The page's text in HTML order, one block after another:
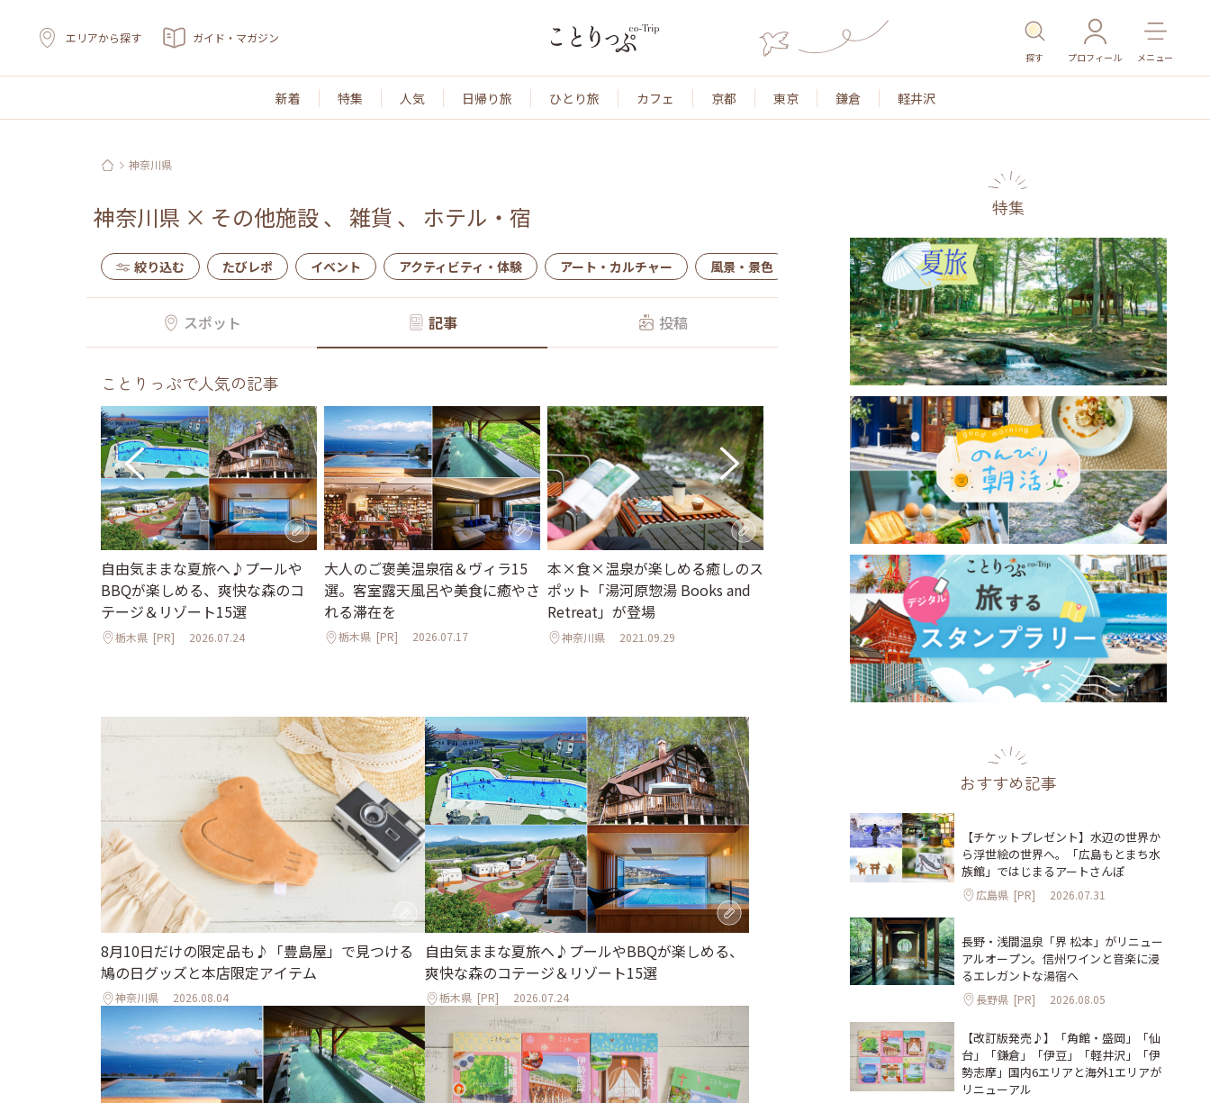
エリアから探す ガイド・マガジン
探す プロフィール メニュー
新着 特集 人気 日帰り旅 ひとり旅 カフェ 京都 東京 鎌倉 軽井沢
神奈川県
神奈川県 × その他施設、 雑貨 、 ホテル・宿
絞り込む たびレポ イベント アクティビティ・体験 アート・カルチャー 風景・景色 名所・旧跡 温泉・スパ その他施設 ごはん
スポット 記事 投稿
ことりっぷで人気の記事
自由気ままな夏旅へ♪プールや
BBQが楽しめる、爽快な森のコ
テージ＆リゾート15選
栃木県 [PR] 2026.07.24
大人のご褒美温泉宿＆ヴィラ15
選。客室露天風呂や美食に癒やさ
れる滞在を
栃木県 [PR] 2026.07.17
本×食×温泉が楽しめる癒しのス
ポット「湯河原惣湯 Books and
Retreat」が登場
神奈川県 2021.09.29
【改訂版発売♪】「角館・盛岡」
「仙台」「鎌倉」「伊豆」「軽井
沢」「伊勢志摩」国内6エリアと
海外1エリアがリニューアル
2026.07.09
8月10日だけの限定品も♪「豊島屋」で見つける
鳩の日グッズと本店限定アイテム
神奈川県 2026.08.04
自由気ままな夏旅へ♪プールやBBQが楽しめる、
爽快な森のコテージ＆リゾート15選
栃木県 [PR] 2026.07.24
特集
おすすめ記事
【チケットプレゼント】水辺の世界か
ら浮世絵の世界へ。「広島もとまち水
族館」ではじまるアートさんぽ
広島県 [PR] 2026.07.31
長野・浅間温泉「界 松本」がリニュー
アルオープン。信州ワインと音楽に浸
るエレガントな湯宿へ
長野県 [PR] 2026.08.05
【改訂版発売♪】「角館・盛岡」「仙
台」「鎌倉」「伊豆」「軽井沢」「伊
勢志摩」国内6エリアと海外1エリアが
リニューアル